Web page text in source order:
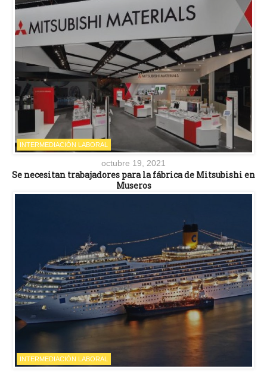
INTERMEDIACIÓN LABORAL
octubre 19, 2021
Se necesitan trabajadores para la fábrica de Mitsubishi en
Museros
INTERMEDIACIÓN LABORAL